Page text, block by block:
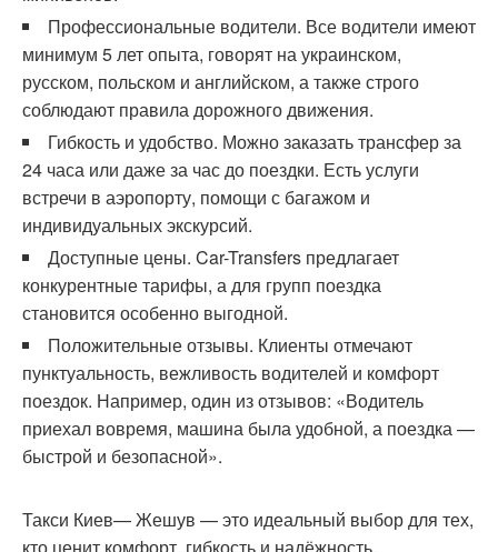
Профессиональные водители. Все водители имеют
минимум 5 лет опыта, говорят на украинском,
русском, польском и английском, а также строго
соблюдают правила дорожного движения.
Гибкость и удобство. Можно заказать трансфер за
24 часа или даже за час до поездки. Есть услуги
встречи в аэропорту, помощи с багажом и
индивидуальных экскурсий.
Доступные цены. Car-Transfers предлагает
конкурентные тарифы, а для групп поездка
становится особенно выгодной.
Положительные отзывы. Клиенты отмечают
пунктуальность, вежливость водителей и комфорт
поездок. Например, один из отзывов: «Водитель
приехал вовремя, машина была удобной, а поездка —
быстрой и безопасной».
Такси Киев— Жешув — это идеальный выбор для тех,